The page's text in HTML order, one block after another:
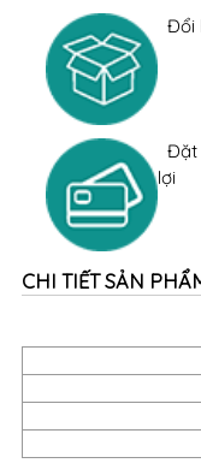
Đổi
Đặt
lợi
CHI TIẾT SẢN